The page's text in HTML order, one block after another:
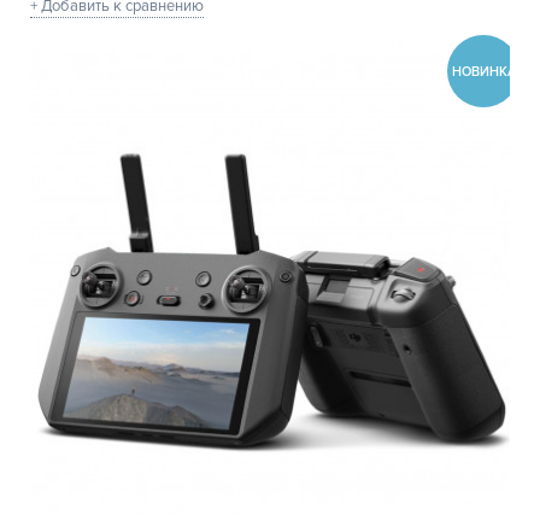
+ Добавить к сравнению